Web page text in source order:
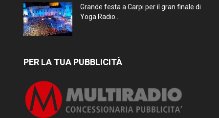
Grande festa a Carpi per il gran finale di
Yoga Radio...
PER LA TUA PUBBLICITÀ